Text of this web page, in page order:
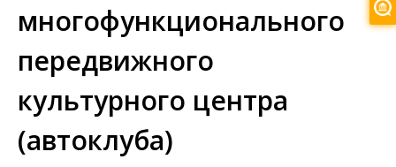
многофункционального
передвижного
культурного центра
(автоклуба)